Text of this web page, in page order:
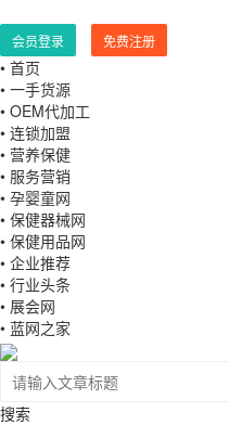
会员登录 免费注册
• 首页
• 一手货源
• OEM代加工
• 连锁加盟
• 营养保健
• 服务营销
• 孕婴童网
• 保健器械网
• 保健用品网
• 企业推荐
• 行业头条
• 展会网
• 蓝网之家
搜索